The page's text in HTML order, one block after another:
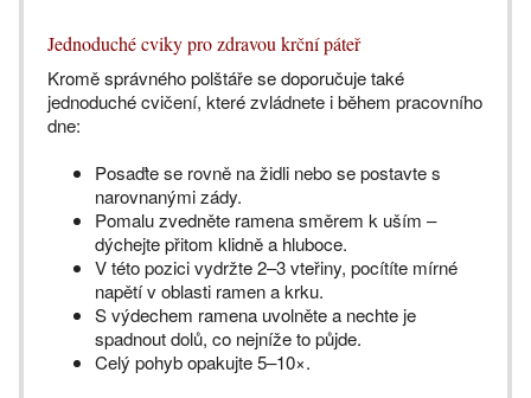
Jednoduché cviky pro zdravou krční páteř
Kromě správného polštáře se doporučuje také
jednoduché cvičení, které zvládnete i během pracovního
dne:
Posaďte se rovně na židli nebo se postavte s
narovnanými zády.
Pomalu zvedněte ramena směrem k uším –
dýchejte přitom klidně a hluboce.
V této pozici vydržte 2–3 vteřiny, pocítíte mírné
napětí v oblasti ramen a krku.
S výdechem ramena uvolněte a nechte je
spadnout dolů, co nejníže to půjde.
Celý pohyb opakujte 5–10×.